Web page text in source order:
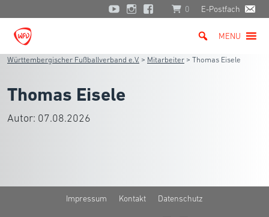
0 E-Postfach
MENU
Württembergischer Fußballverband e.V. > Mitarbeiter > Thomas Eisele
Thomas Eisele
Autor: 07.08.2026
Impressum Kontakt Datenschutz